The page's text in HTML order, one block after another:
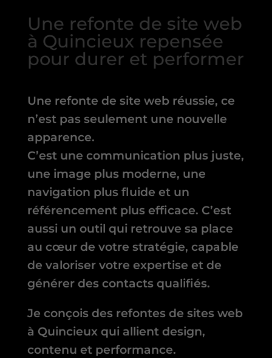
Une refonte de site web
à Quincieux repensée
pour durer et performer
Une refonte de site web réussie, ce
n’est pas seulement une nouvelle
apparence.
C’est une communication plus juste,
une image plus moderne, une
navigation plus fluide et un
référencement plus efficace. C’est
aussi un outil qui retrouve sa place
au cœur de votre stratégie, capable
de valoriser votre expertise et de
générer des contacts qualifiés.
Je conçois des refontes de sites web
à Quincieux qui allient design,
contenu et performance.